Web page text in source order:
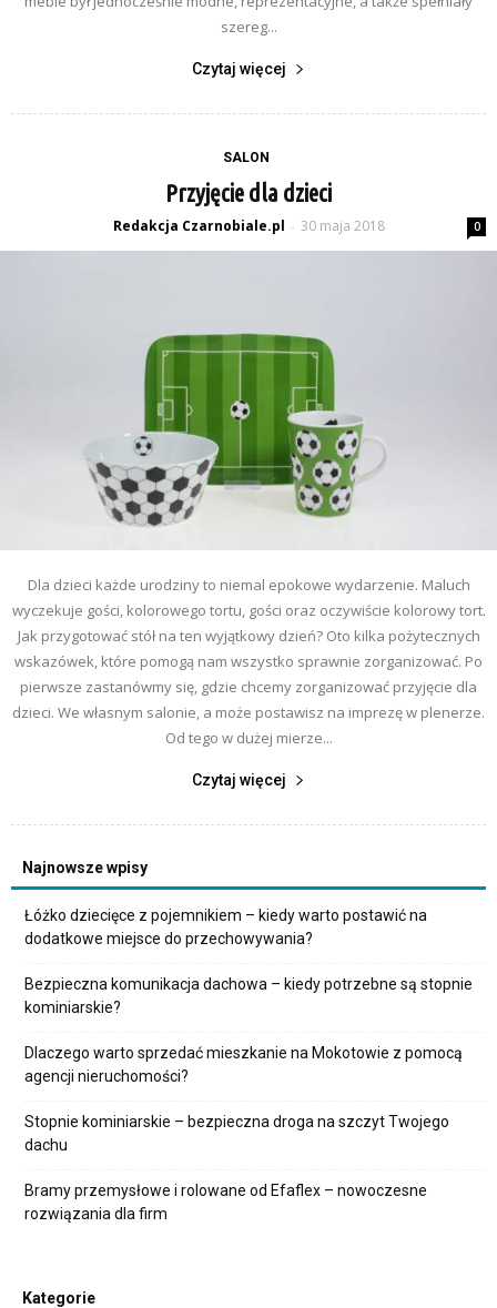
szereg...
Czytaj więcej
SALON
Przyjęcie dla dzieci
Redakcja Czarnobiale.pl - 30 maja 2018 0
Dla dzieci każde urodziny to niemal epokowe wydarzenie. Maluch
wyczekuje gości, kolorowego tortu, gości oraz oczywiście kolorowy tort.
Jak przygotować stół na ten wyjątkowy dzień? Oto kilka pożytecznych
wskazówek, które pomogą nam wszystko sprawnie zorganizować. Po
pierwsze zastanówmy się, gdzie chcemy zorganizować przyjęcie dla
dzieci. We własnym salonie, a może postawisz na imprezę w plenerze.
Od tego w dużej mierze...
Czytaj więcej
Najnowsze wpisy
Łóżko dziecięce z pojemnikiem – kiedy warto postawić na
dodatkowe miejsce do przechowywania?
Bezpieczna komunikacja dachowa – kiedy potrzebne są stopnie
kominiarskie?
Dlaczego warto sprzedać mieszkanie na Mokotowie z pomocą
agencji nieruchomości?
Stopnie kominiarskie – bezpieczna droga na szczyt Twojego
dachu
Bramy przemysłowe i rolowane od Efaflex – nowoczesne
rozwiązania dla firm
Kategorie